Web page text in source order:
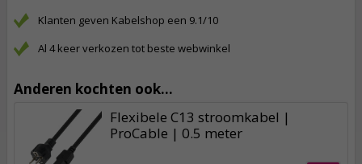
Klanten geven Kabelshop een 9.1/10
Al 4 keer verkozen tot beste webwinkel
Anderen kochten ook...
Flexibele C13 stroomkabel |
ProCable | 0.5 meter